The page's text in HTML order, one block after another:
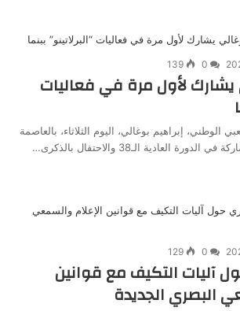
0
139
يشارك لأول مرة في فعاليات
إبراهيم بوغالي، اليوم الثلاثاء، بالعاصمة
العادية الـ38 والاحتفال بالذكرى…
0
129
آليات التكيف مع قوانين
البصري الجديدة